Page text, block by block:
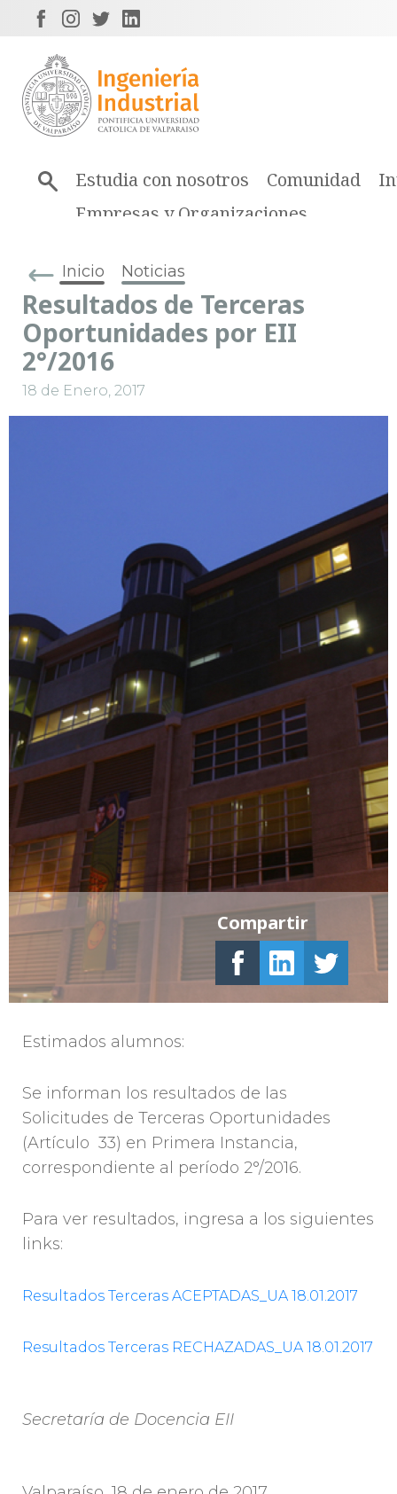
Estudia con nosotros Comunidad
Empresas y Organizaciones
Inicio Noticias
Resultados de Terceras
Oportunidades por EII
2°/2016
18 de Enero, 2017
Estimados alumnos:
Se informan los resultados de las
Solicitudes de Terceras Oportunidades
(Artículo 33) en Primera Instancia,
correspondiente al período 2°/2016.
Para ver resultados, ingresa a los siguientes
links:
Resultados Terceras ACEPTADAS_UA 18.01.2017
Resultados Terceras RECHAZADAS_UA 18.01.2017
Secretaría de Docencia EII
Compartir